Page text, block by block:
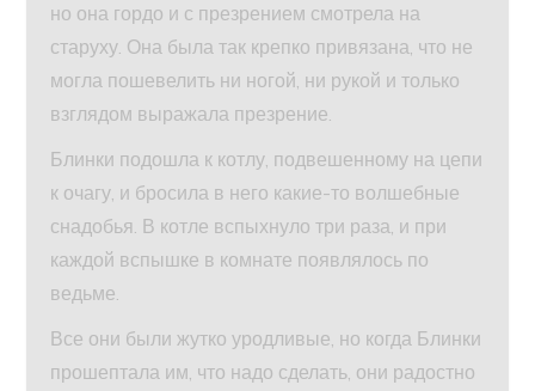
но она гордо и с презрением смотрела на
старуху. Она была так крепко привязана, что не
могла пошевелить ни ногой, ни рукой и только
взглядом выражала презрение.
Блинки подошла к котлу, подвешенному на цепи
к очагу, и бросила в него какие-то волшебные
снадобья. В котле вспыхнуло три раза, и при
каждой вспышке в комнате появлялось по
ведьме.
Все они были жутко уродливые, но когда Блинки
прошептала им, что надо сделать, они радостно